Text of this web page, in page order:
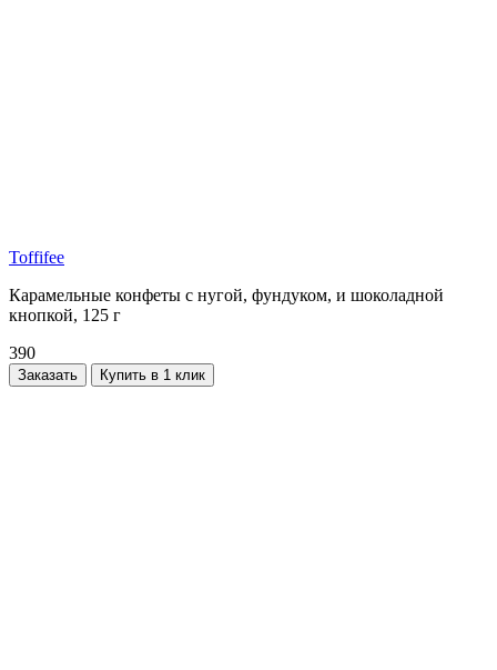
Toffifee
Карамельные конфеты с нугой, фундуком, и шоколадной
кнопкой, 125 г
390
Заказать Купить в 1 клик